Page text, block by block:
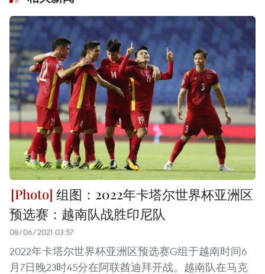
组图：2022年卡塔尔世界杯亚洲区
预选赛：越南队战胜印尼队
08/06/2021 03:57
2022年卡塔尔世界杯亚洲区预选赛G组于越南时间6
月7日晚23时45分在阿联酋迪拜开战。越南队在马克